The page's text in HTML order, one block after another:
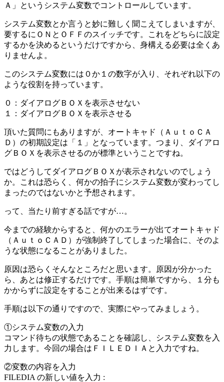
Ａ」というシステム変数でコントロールしています。
システム変数とか言うと妙に難しく聞こえてしまいますが、
要するにＯＮとＯＦＦのスイッチです。これをどちらに設定
するかを決めるというだけですから、身構える必要は全くあ
りませんよ。
このシステム変数には０か１の数字が入り、それぞれ以下の
ような役割を持っています。
０：ダイアログＢＯＸを表示させない
１：ダイアログＢＯＸを表示させる
頂いた質問にもありますが、オートキャド（ＡｕｔｏＣＡ
Ｄ）の初期設定は「１」となっています。つまり、ダイアロ
グＢＯＸを表示させるのが標準ということですね。
ではどうしてダイアログＢＯＸが表示されないのでしょう
か。これは恐らく、何かの拍子にシステム変数が変わってし
まったのではないかと予想されます。
って、当たり前すぎる話ですが…。
今までの経験からすると、何かのエラーが出てオートキャド
（ＡｕｔｏＣＡＤ）が強制終了してしまった場合に、そのよ
うな状態になることがありました。
原因は恐らくそんなところだと思います。原因が分かった
ら、あとは修正するだけです。手順は簡単ですから、１分も
かからずに設定をすることが出来るはずです。
手順は以下の通りですので、実際にやってみましょう。
①システム変数の入力
コマンド待ちの状態であることを確認し、システム変数を入
力します。今回の場合はＦＩＬＥＤＩＡと入力ですね。
②変数の内容を入力
FILEDIA の新しい値を入力 :